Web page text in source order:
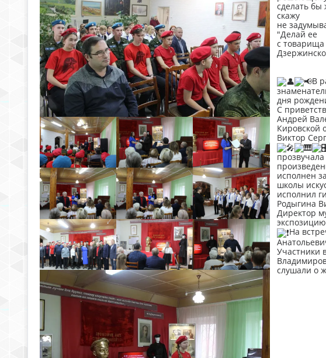
сделать бы
скажу
не
"Делай ее
с товарища
В
дня
С
Андрей
Кировской
Виктор
исполнен
школы
исполнил
Родыгина
Директор
На
Участники
слушали о